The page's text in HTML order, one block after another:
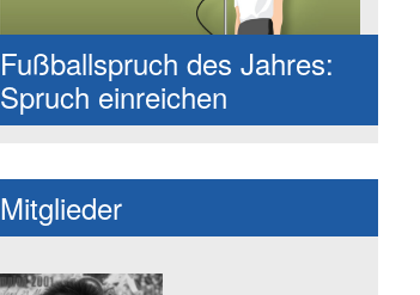
Fußballspruch des Jahres:
Spruch einreichen
Mitglieder